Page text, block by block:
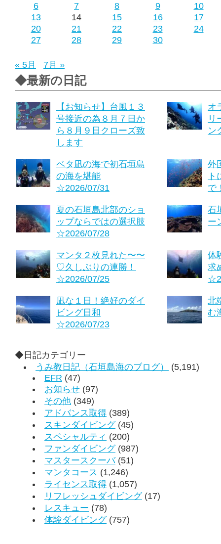
6
7 8 9
10
13
14 15 16
17
20
21 22 23
24
27
28 29 30
« 5月 7月 »
◆最新の日記
【お知らせ】台風１３
号接近の為８月７日か
ら８月９日クローズ致
します
オ
リ
ン
ベタ凪の海で初石垣島
の海を堪能
☆2026/07/31
外
ト
で
夏の石垣島北部のショ
ップならではの選択肢
☆2026/07/28
石
ー
マンタ２枚見れた〜〜
♡久しぶりの連勝！
☆2026/07/25
体
求
凪な１日！絶好のダイ
ビング日和
☆2026/07/23
北
む
◆日記カテゴリー
うみ教日記（石垣島海のブログ）
(5,191)
EFR (47)
お知らせ (97)
その他 (349)
アドバンス取得 (389)
スキンダイビング(45)
スペシャルティ (200)
ファンダイビング(987)
マスタースクーバ(51)
マンタコース (1,246)
ライセンス取得 (1,057)
リフレッシュダイビング(17)
レスキュー (78)
体験ダイビング(757)